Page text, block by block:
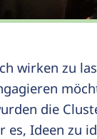
wirken zu
die
es, Ideen zu